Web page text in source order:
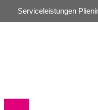
Serviceleistungen